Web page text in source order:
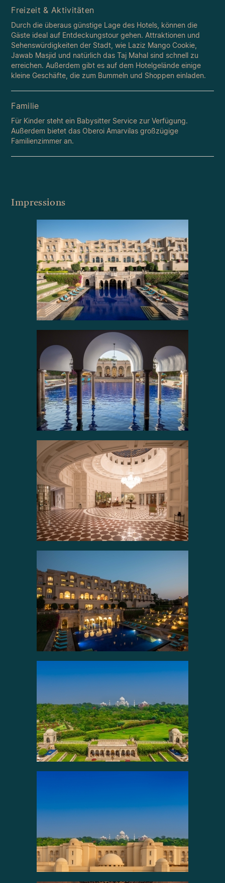
Freizeit & Aktivitäten
Durch die überaus günstige Lage des Hotels, können die
Gäste ideal auf Entdeckungstour gehen. Attraktionen und
Sehenswürdigkeiten der Stadt, wie Laziz Mango Cookie,
Jawab Masjid und natürlich das Taj Mahal sind schnell zu
erreichen. Außerdem gibt es auf dem Hotelgelände einige
kleine Geschäfte, die zum Bummeln und Shoppen einladen.
Familie
Für Kinder steht ein Babysitter Service zur Verfügung.
Außerdem bietet das Oberoi Amarvilas großzügige
Familienzimmer an.
Impressions